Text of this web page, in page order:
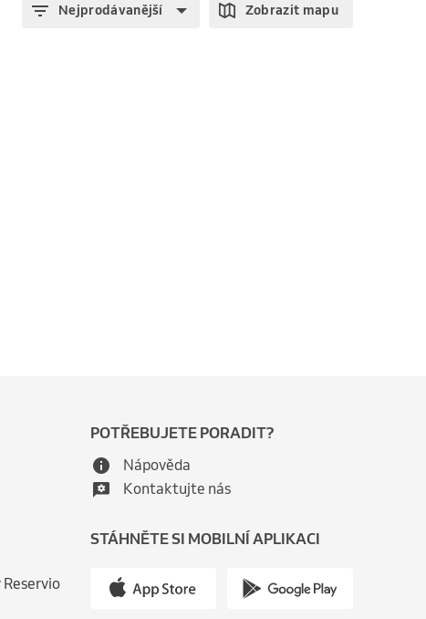
Nejprodávanější Zobrazit mapu
POTŘEBUJETE PORADIT?
Nápověda
Kontaktujte nás
STÁHNĚTE SI MOBILNÍ APLIKACI